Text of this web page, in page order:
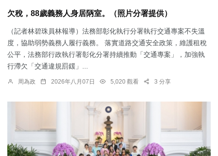
欠稅，88歲義務人身居陃室。（照片分署提供）
（記者林碧珠員林報導）法務部彰化執行分署執行交通專案不失溫
度，協助弱勢義務人履行義務。 落實道路交通安全政策，維護租稅
公平，法務部行政執行署彰化分署持續推動「交通專案」，加強執
行滯欠「交通違規罰鍰」...
周為政 2026年八月07日 5,020 觀看 3 分享